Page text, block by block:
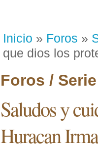
Inicio » Foros »
que dios los
Foros /
Saludos y
Huracan Irma